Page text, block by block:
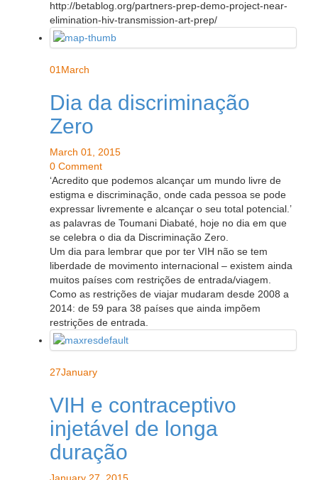
http://betablog.org/partners-prep-demo-project-near-
elimination-hiv-transmission-art-prep/
01 March
Dia da discriminação
Zero
March 01, 2015
0 Comment
‘Acredito que podemos alcançar um mundo livre de
estigma e discriminação, onde cada pessoa se pode
expressar livremente e alcançar o seu total potencial.’
as palavras de Toumani Diabaté, hoje no dia em que
se celebra o dia da Discriminação Zero.
Um dia para lembrar que por ter VIH não se tem
liberdade de movimento internacional – existem ainda
muitos países com restrições de entrada/viagem.
Como as restrições de viajar mudaram desde 2008 a
2014: de 59 para 38 países que ainda impõem
restrições de entrada.
27January
VIH e contraceptivo
injetável de longa
duração
January 27, 2015